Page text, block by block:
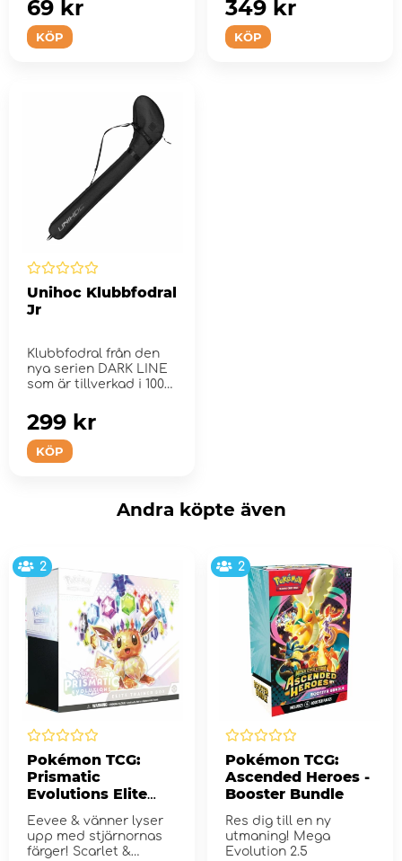
KÖP
69 kr
KÖP
349 kr
Unihoc Klubbfodral
Jr
Klubbfodral från den
nya serien DARK LINE
som är tillverkad i 100%
KÖP
299 kr
Andra köpte även
2
Pokémon TCG:
Prismatic
Evolutions Elite
Trainer Box
Eevee & vänner lyser
upp med stjärnornas
färger! Scarlet &
2
Pokémon TCG:
Ascended Heroes -
Booster Bundle
Res dig till en ny
utmaning! Mega
Evolution 2.5